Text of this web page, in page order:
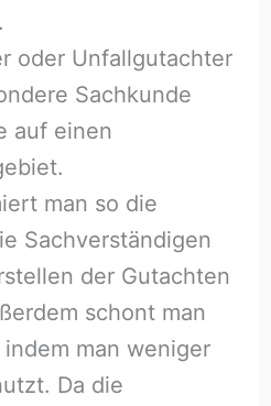
oder Unfallgutachter
Sachkunde
auf einen
man so die
Sachverständigen
der Gutachten
schont man
man weniger
Da die